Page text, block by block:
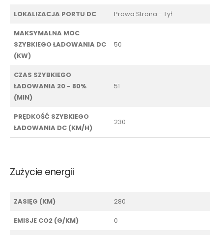
LOKALIZACJA PORTU DC Prawa Strona - Tył
MAKSYMALNA MOC
SZYBKIEGO ŁADOWANIA DC
(KW)
50
CZAS SZYBKIEGO
ŁADOWANIA 20 - 80%
(MIN)
51
PRĘDKOŚĆ SZYBKIEGO
ŁADOWANIA DC (KM/H)
230
Zużycie energii
ZASIĘG (KM) 280
EMISJE CO2 (G/KM) 0